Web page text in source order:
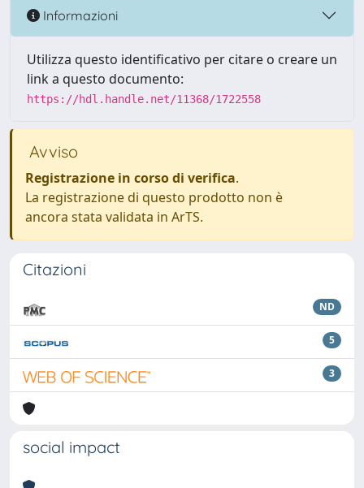
Informazioni
Utilizza questo identificativo per citare o creare un
link a questo documento:
https://hdl.handle.net/11368/1722558
Avviso
Registrazione in corso di verifica.
La registrazione di questo prodotto non è
ancora stata validata in ArTS.
Citazioni
ND
5
3
social impact